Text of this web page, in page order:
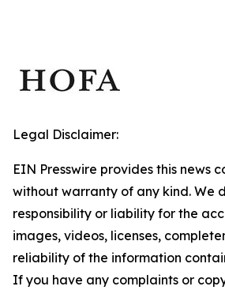
Legal Disclaimer:
EIN Presswire provides this news
without warranty of any kind. We
responsibility or liability for the
images, videos, licenses,
reliability of the information
If you have any complaints or